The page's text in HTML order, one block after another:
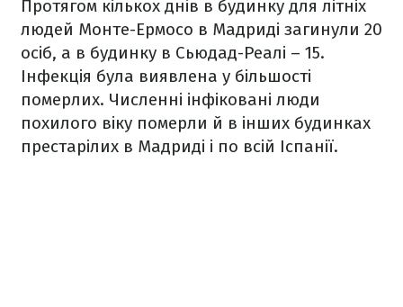
Протягом кількох днів в будинку для літніх
людей Монте-Ермосо в Мадриді загинули 20
осіб, а в будинку в Сьюдад-Реалі – 15.
Інфекція була виявлена ​​у більшості
померлих. Численні інфіковані люди
похилого віку померли й в інших будинках
престарілих в Мадриді і по всій Іспанії.